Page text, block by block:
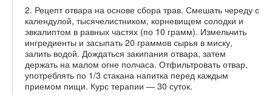
2. Рецепт отвара на основе сбора трав. Смешать череду с
календулой, тысячелистником, корневищем солодки и
эвкалиптом в равных частях (по 10 грамм). Измельчить
ингредиенты и засыпать 20 граммов сырья в миску,
залить водой. Дождаться закипания отвара, затем
держать на малом огне полчаса. Отфильтровать отвар,
употреблять по 1/3 стакана напитка перед каждым
приемом пищи. Курс терапии — 30 суток.